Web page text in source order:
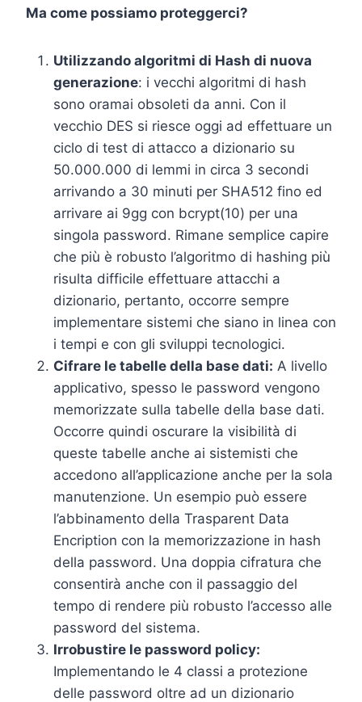
Ma come possiamo proteggerci?
Utilizzando algoritmi di Hash di nuova
generazione: i vecchi algoritmi di hash
sono oramai obsoleti da anni. Con il
vecchio DES si riesce oggi ad effettuare un
ciclo di test di attacco a dizionario su
50.000.000 di lemmi in circa 3 secondi
arrivando a 30 minuti per SHA512 fino ed
arrivare ai 9gg con bcrypt(10) per una
singola password. Rimane semplice capire
che più è robusto l’algoritmo di hashing più
risulta difficile effettuare attacchi a
dizionario, pertanto, occorre sempre
implementare sistemi che siano in linea con
i tempi e con gli sviluppi tecnologici.
Cifrare le tabelle della base dati: A livello
applicativo, spesso le password vengono
memorizzate sulla tabelle della base dati.
Occorre quindi oscurare la visibilità di
queste tabelle anche ai sistemisti che
accedono all’applicazione anche per la sola
manutenzione. Un esempio può essere
l’abbinamento della Trasparent Data
Encription con la memorizzazione in hash
della password. Una doppia cifratura che
consentirà anche con il passaggio del
tempo di rendere più robusto l’accesso alle
password del sistema.
Irrobustire le password policy:
Implementando le 4 classi a protezione
delle password oltre ad un dizionario